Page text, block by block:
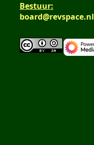
Bestuur:
board@revspace.nl